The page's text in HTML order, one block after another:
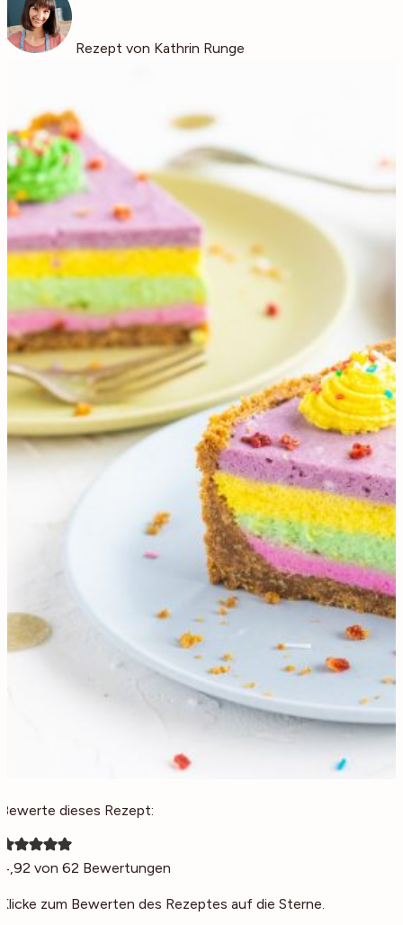
Rezept von Kathrin Runge
Bewerte dieses Rezept:
4,92 von 62 Bewertungen
Klicke zum Bewerten des Rezeptes auf die Sterne.